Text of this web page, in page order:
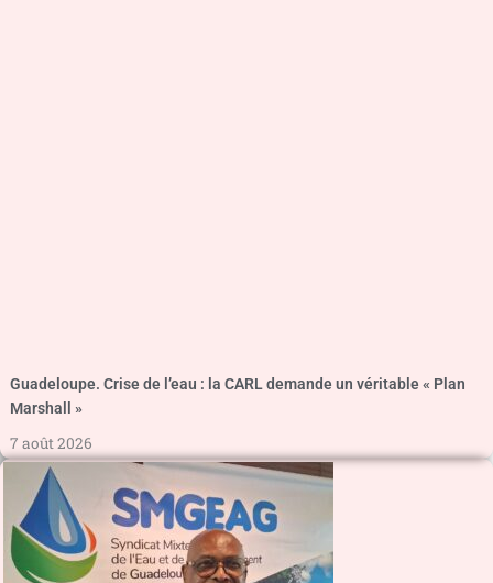
Guadeloupe. Crise de l’eau : la CARL demande un véritable « Plan
Marshall »
7 août 2026